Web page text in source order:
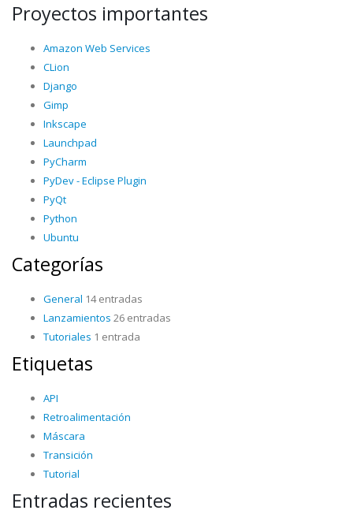
Proyectos importantes
Amazon Web Services
CLion
Django
Gimp
Inkscape
Launchpad
PyCharm
PyDev - Eclipse Plugin
PyQt
Python
Ubuntu
Categorías
General 14 entradas
Lanzamientos 26 entradas
Tutoriales 1 entrada
Etiquetas
API
Retroalimentación
Máscara
Transición
Tutorial
Entradas recientes